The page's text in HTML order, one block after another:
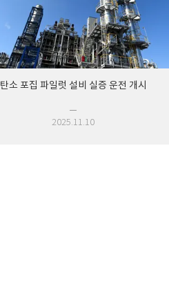
탄소 포집 파일럿 설비 실증 운전 개시
2025.11.10